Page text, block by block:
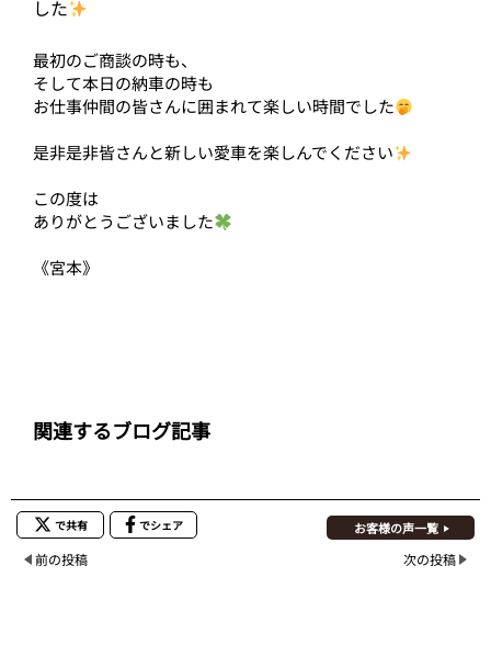
した
最初のご商談の時も、
そして本日の納車の時も
お仕事仲間の皆さんに囲まれて楽しい時間でした
是非是非皆さんと新しい愛車を楽しんでください
この度は
ありがとうございました
《宮本》
関連するブログ記事
で共有 でシェア お客様の声一覧
前の投稿 次の投稿